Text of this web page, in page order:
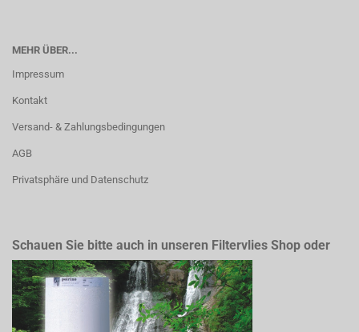
MEHR ÜBER...
Impressum
Kontakt
Versand- & Zahlungsbedingungen
AGB
Privatsphäre und Datenschutz
Schauen Sie bitte auch in unseren Filtervlies Shop oder